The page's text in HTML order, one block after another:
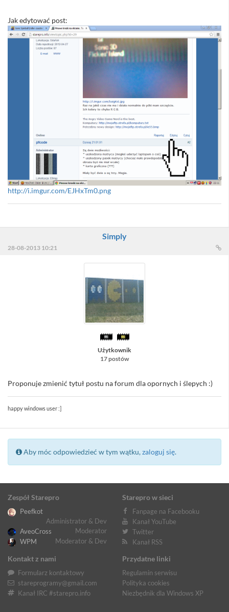
Jak edytować post:
http://i.imgur.com/EJHxTm0.png
Simply
28-08-2013 10:21
Użytkownik
17 postów
Proponuje zmienić tytuł postu na forum dla opornych i ślepych :)
happy windows user :]
Aby móc odpowiedzieć w tym wątku,zaloguj się.
Zespół Starepro
Peefkot
Administrator & Dev
AveoCross
Moderator
WPM
Moderator & Dev
Starepro w sieci
Fanpage na Facebooku
Kanał YouTube
Twitter
Kanał RSS
Kontakt z nami
Formularz kontaktowy
stareprogramy@gmail.com
Kanał IRC #starepro.info
Przydatne linki
Regulamin serwisu
Polityka cookies
Niezbędnik dla Windows XP